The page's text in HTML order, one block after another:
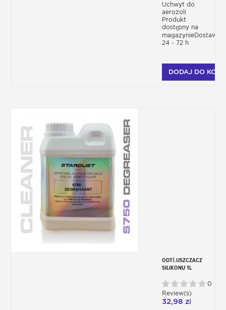
Uchwyt do
aerozoli
Produkt
dostępny na
magazynieDostawa
24 - 72 h
DODAJ DO
ODTŁUSZCZACZ
SILIKONU 1L
0
Review(s)
32,98 zł